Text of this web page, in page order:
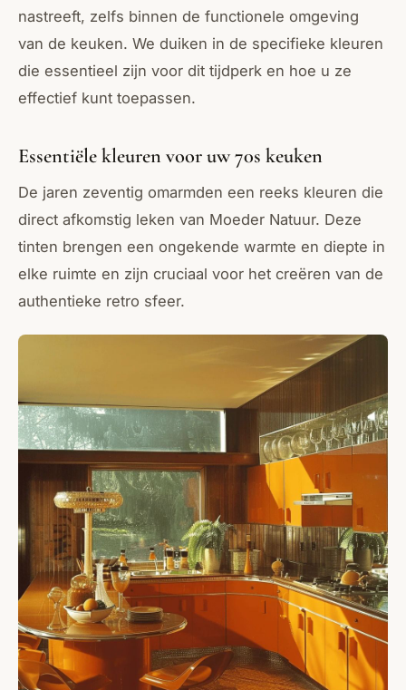
nastreeft, zelfs binnen de functionele omgeving
van de keuken. We duiken in de specifieke kleuren
die essentieel zijn voor dit tijdperk en hoe u ze
effectief kunt toepassen.
Essentiële kleuren voor uw 70s keuken
De jaren zeventig omarmden een reeks kleuren die
direct afkomstig leken van Moeder Natuur. Deze
tinten brengen een ongekende warmte en diepte in
elke ruimte en zijn cruciaal voor het creëren van de
authentieke retro sfeer.